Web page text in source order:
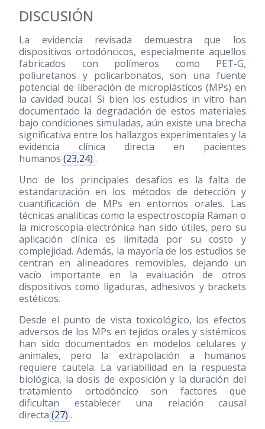
DISCUSIÓN
La evidencia revisada demuestra que los
dispositivos ortodóncicos, especialmente aquellos
fabricados con polímeros como PET-G,
poliuretanos y policarbonatos, son una fuente
potencial de liberación de microplásticos (MPs) en
la cavidad bucal. Si bien los estudios in vitro han
documentado la degradación de estos materiales
bajo condiciones simuladas, aún existe una brecha
significativa entre los hallazgos experimentales y la
evidencia clínica directa en pacientes
humanos (23,24) .
Uno de los principales desafíos es la falta de
estandarización en los métodos de detección y
cuantificación de MPs en entornos orales. Las
técnicas analíticas como la espectroscopía Raman o
la microscopía electrónica han sido útiles, pero su
aplicación clínica es limitada por su costo y
complejidad. Además, la mayoría de los estudios se
centran en alineadores removibles, dejando un
vacío importante en la evaluación de otros
dispositivos como ligaduras, adhesivos y brackets
estéticos.
Desde el punto de vista toxicológico, los efectos
adversos de los MPs en tejidos orales y sistémicos
han sido documentados en modelos celulares y
animales, pero la extrapolación a humanos
requiere cautela. La variabilidad en la respuesta
biológica, la dosis de exposición y la duración del
tratamiento ortodóncico son factores que
dificultan establecer una relación causal
directa (27) .